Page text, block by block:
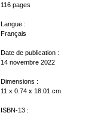
116 pages
Langue :
Français
Date de publication :
14 novembre 2022
Dimensions :
11 x 0.74 x 18.01 cm
ISBN-13 :